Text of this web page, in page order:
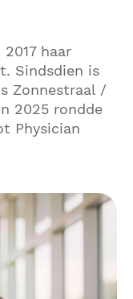
haar
Sindsdien is
Zonnestraal /
2025 rondde
Physician